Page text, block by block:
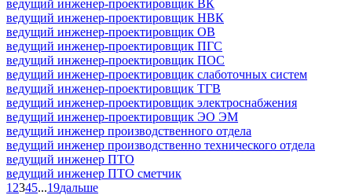
ведущий инженер-проектировщик ВК
ведущий инженер-проектировщик НВК
ведущий инженер-проектировщик ОВ
ведущий инженер-проектировщик ПГС
ведущий инженер-проектировщик ПОС
ведущий инженер-проектировщик слаботочных систем
ведущий инженер-проектировщик ТГВ
ведущий инженер-проектировщик электроснабжения
ведущий инженер-проектировщик ЭО ЭМ
ведущий инженер производственного отдела
ведущий инженер производственно технического отдела
ведущий инженер ПТО
ведущий инженер ПТО сметчик
1 2345...19дальше